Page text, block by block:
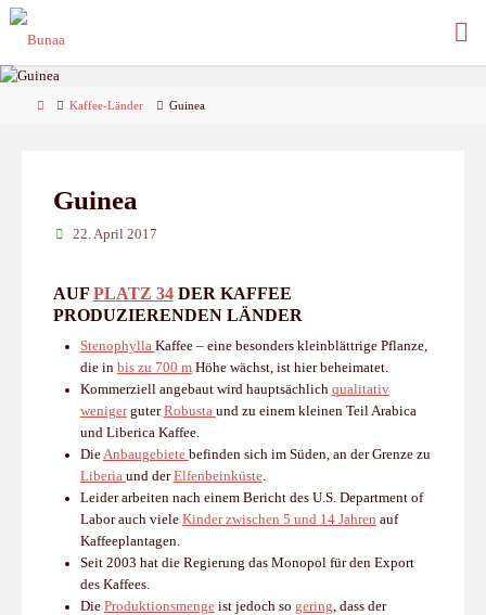
Skip
HomeKaffee-Länder Guinea
Guinea
22. April 2017
AUF PLATZ 34DER KAFFEE
PRODUZIERENDEN LÄNDER
Stenophylla Kaffee – eine besonders kleinblättrige Pflanze,
die in bis zu 700 mHöhe wächst, ist hier beheimatet.
Kommerziell angebaut wird hauptsächlich qualitativ
wenigerguterRobusta und zu einem kleinen Teil Arabica
und Liberica Kaffee.
Die Anbaugebiete befinden sich im Süden, an der Grenze zu
Liberia und derElfenbeinküste.
Leider arbeiten nach einem Bericht des U.S. Department of
Labor auch viele Kinder zwischen 5 und 14 Jahren auf
Kaffeeplantagen.
Seit 2003 hat die Regierung das Monopol für den Export
des Kaffees.
Die Produktionsmengeist jedoch so gering , dass der